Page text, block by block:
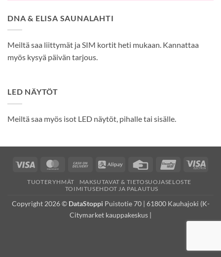
DNA & ELISA SAUNALAHTI
Meiltä saa liittymät ja SIM kortit heti mukaan. Kannattaa
myös kysyä päivän tarjous.
LED NÄYTÖT
Meiltä saa myös isot LED näytöt, pihalle tai sisälle.
Visa MasterCardCash
Delivery
Alipay
Credit
UnionPayVisa
TUOTERYHMÄT
MAKSUTAVAT & TIETOSUOJASELOSTE
TOIMITUSEHDOT JA PALAUTUS
Copyright 2026 © DataStoppi Puistotie 70 | 61800 Kauhajoki (K-
Citymarket kauppakeskus |